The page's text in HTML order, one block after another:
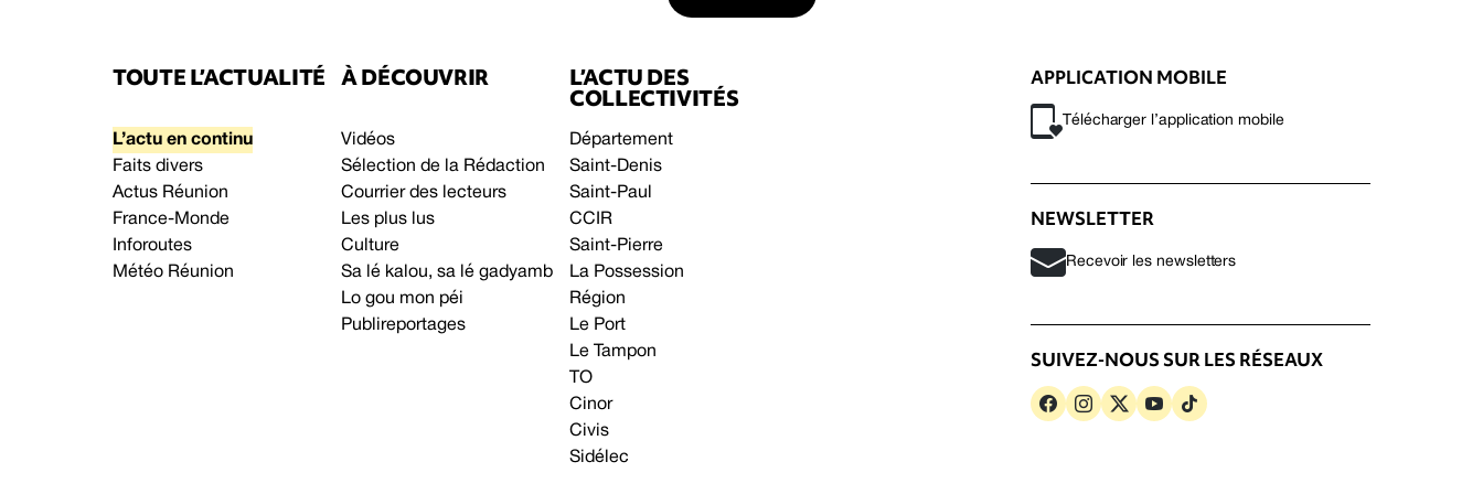
TOUTE L’ACTUALITÉ
L’actu en continu
Faits divers
Actus Réunion
France-Monde
Inforoutes
Météo Réunion
À DÉCOUVRIR
Vidéos
Sélection de la Rédaction
Courrier des lecteurs
Les plus lus
Culture
Sa lé kalou, sa lé gadyamb
Lo gou mon péi
Publireportages
L’ACTU DES
COLLECTIVITÉS
Département
Saint-Denis
Saint-Paul
CCIR
Saint-Pierre
La Possession
Région
Le Port
Le Tampon
TO
Cinor
Civis
Sidélec
APPLICATION MOBILE
Télécharger l’application mobile
NEWSLETTER
Recevoir les newsletters
SUIVEZ-NOUS SUR LES RÉSEAUX